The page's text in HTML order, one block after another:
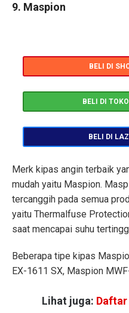
9. Maspion
BELI DI
BELI DI
BELI DI
Merk kipas angin terbaik
mudah yaitu Maspion.
tercanggih pada semua
yaitu Thermalfuse
saat mencapai suhu
Beberapa tipe kipas
EX-1611 SX, Maspion
Lihat juga: